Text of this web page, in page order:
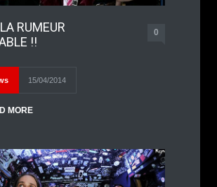
RUMEUR
!!
0
15/04/2014
MORE